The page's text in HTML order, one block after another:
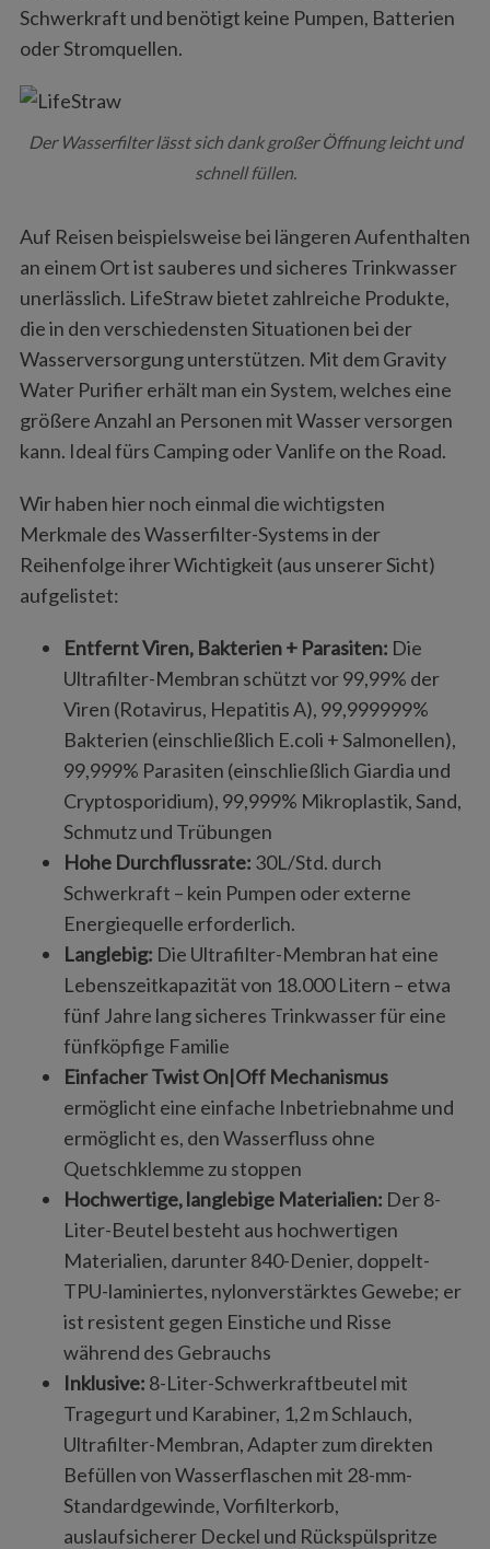
Schwerkraft und benötigt keine Pumpen, Batterien
oder Stromquellen.
Der Wasserfilter lässt sich dank großer Öffnung leicht und
schnell füllen.
Auf Reisen beispielsweise bei längeren Aufenthalten
an einem Ort ist sauberes und sicheres Trinkwasser
unerlässlich. LifeStraw bietet zahlreiche Produkte,
die in den verschiedensten Situationen bei der
Wasserversorgung unterstützen. Mit dem Gravity
Water Purifier erhält man ein System, welches eine
größere Anzahl an Personen mit Wasser versorgen
kann. Ideal fürs Camping oder Vanlife on the Road.
Wir haben hier noch einmal die wichtigsten
Merkmale des Wasserfilter-Systems in der
Reihenfolge ihrer Wichtigkeit (aus unserer Sicht)
aufgelistet:
Entfernt Viren, Bakterien + Parasiten: Die
Ultrafilter-Membran schützt vor 99,99% der
Viren (Rotavirus, Hepatitis A), 99,999999%
Bakterien (einschließlich E.coli + Salmonellen),
99,999% Parasiten (einschließlich Giardia und
Cryptosporidium), 99,999% Mikroplastik, Sand,
Schmutz und Trübungen
Hohe Durchflussrate: 30L/Std. durch
Schwerkraft – kein Pumpen oder externe
Energiequelle erforderlich.
Langlebig: Die Ultrafilter-Membran hat eine
Lebenszeitkapazität von 18.000 Litern – etwa
fünf Jahre lang sicheres Trinkwasser für eine
fünfköpfige Familie
Einfacher Twist On|Off Mechanismus
ermöglicht eine einfache Inbetriebnahme und
ermöglicht es, den Wasserfluss ohne
Quetschklemme zu stoppen
Hochwertige, langlebige Materialien: Der 8-
Liter-Beutel besteht aus hochwertigen
Materialien, darunter 840-Denier, doppelt-
TPU-laminiertes, nylonverstärktes Gewebe; er
ist resistent gegen Einstiche und Risse
während des Gebrauchs
Inklusive: 8-Liter-Schwerkraftbeutel mit
Tragegurt und Karabiner, 1,2 m Schlauch,
Ultrafilter-Membran, Adapter zum direkten
Befüllen von Wasserflaschen mit 28-mm-
Standardgewinde, Vorfilterkorb,
auslaufsicherer Deckel und Rückspülspritze